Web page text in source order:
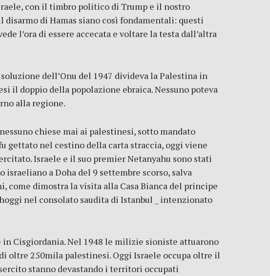
con il timbro politico di Trump e il nostro
di Hamas siano così fondamentali: questi
l’ora di essere accecata e voltare la testa dall’altra
dell’Onu del 1947 divideva la Palestina in
il doppio della popolazione ebraica. Nessuno poteva
alla regione.
chiese mai ai palestinesi, sotto mandato
nel cestino della carta straccia, oggi viene
Israele e il suo premier Netanyahu sono stati
israeliano a Doha del 9 settembre scorso, salva
come dimostra la visita alla Casa Bianca del principe
nel consolato saudita di Istanbul _ intenzionato
in Cisgiordania. Nel 1948 le milizie sioniste attuarono
oltre 250mila palestinesi. Oggi Israele occupa oltre il
stanno devastando i territori occupati